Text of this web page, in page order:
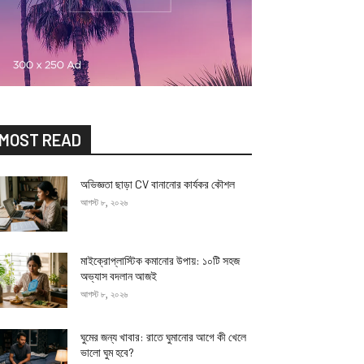
READ
অভিজ্ঞতা ছাড়া CV বানানোর কার্যকর কৌশল
আগস্ট ৮, ২০২৬
মাইক্রোপ্লাস্টিক কমানোর উপায়: ১০টি সহজ
অভ্যাস বদলান আজই
আগস্ট ৮, ২০২৬
ঘুমের জন্য খাবার: রাতে ঘুমানোর আগে কী খেলে
ভালো ঘুম হবে?